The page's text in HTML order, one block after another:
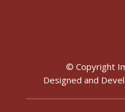
© Copyright
Designed and